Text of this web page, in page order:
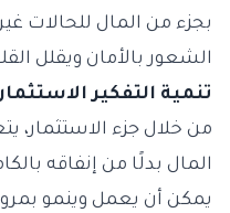
بجزء من المال للحالات
الشعور بالأمان ويقلل
تنمية التفكير
من خلال جزء الاستثمار،
المال بدلًا من إنفاقه
يمكن أن يعمل وينمو